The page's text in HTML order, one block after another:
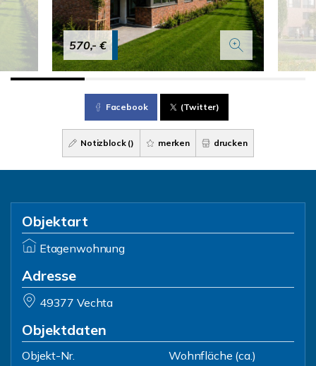
570,- €
Facebook (Twitter)
Notizblock () merken drucken
Objektart
Etagenwohnung
Adresse
49377 Vechta
Objektdaten
Objekt-Nr.
Wohnfläche (ca.)